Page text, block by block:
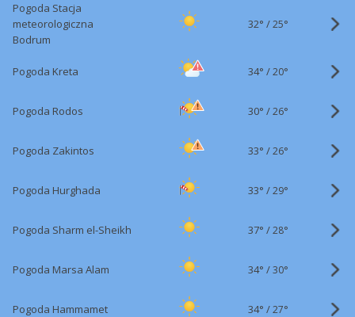
Pogoda Stacja
meteorologiczna
Bodrum
32° /25°
Pogoda Kreta 34° /20°
Pogoda Rodos 30° /26°
Pogoda Zakintos 33° /26°
Pogoda Hurghada 33° /29°
Pogoda Sharm el-Sheikh 37° /28°
Pogoda Marsa Alam 34° /30°
Pogoda Hammamet 34° /27°